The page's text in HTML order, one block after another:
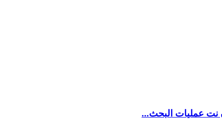
نت عمليات البحث...